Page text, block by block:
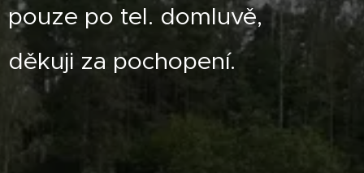
pouze po tel. domluvě,
děkuji za pochopení.